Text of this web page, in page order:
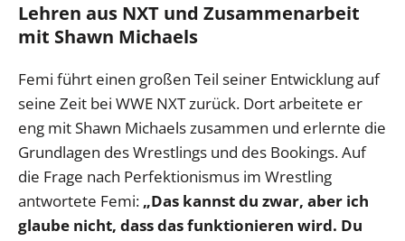
Lehren aus NXT und Zusammenarbeit
mit Shawn Michaels
Femi führt einen großen Teil seiner Entwicklung auf
seine Zeit bei WWE NXT zurück. Dort arbeitete er
eng mit Shawn Michaels zusammen und erlernte die
Grundlagen des Wrestlings und des Bookings. Auf
die Frage nach Perfektionismus im Wrestling
antwortete Femi: „Das kannst du zwar, aber ich
glaube nicht, dass das funktionieren wird. Du